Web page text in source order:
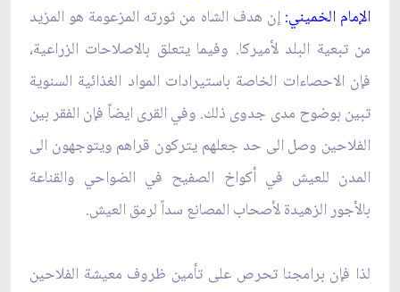
الإمام الخميني: إن هدف الشاه من ثورته المزعومة هو المزيد
من تبعية البلد لأميركا. وفيما يتعلق بالاصلاحات الزراعية،
فإن الاحصاءات الخاصة باستيرادات المواد الغذائية السنوية
تبين بوضوح مدى جدوى ذلك. وفي القرى ايضاً فإن الفقر بين
الفلاحين وصل الى حد جعلهم يتركون قراهم ويتوجهون الى
المدن للعيش في أكواخ الصفيح في الضواحي والقناعة
بالأجور الزهيدة لأصحاب المصانع سداً لرمق العيش.
لذا فإن برامجنا تحرص على تأمين ظروف معيشة الفلاحين